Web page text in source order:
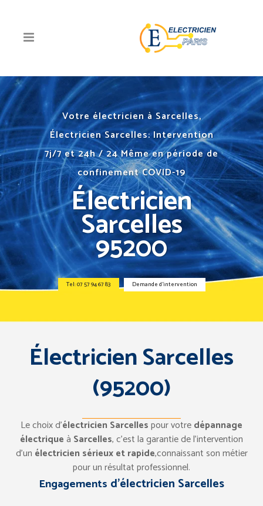
Votre électricien à Sarcelles,
Électricien Sarcelles: Intervention
7j/7 et 24h / 24 Même en période de
confinement COVID-19
Électricien
Sarcelles
95200
Tel: 07 57 94 67 83 Demande d’intervention
Électricien Sarcelles
(95200)
Le choix d’électricien Sarcellespour votredépannage
électriqueà Sarcelles, c’est la garantie de l’intervention
d’un électricien sérieux et rapide,connaissant son métier
pour un résultat professionnel.
Engagements d’électricien Sarcelles